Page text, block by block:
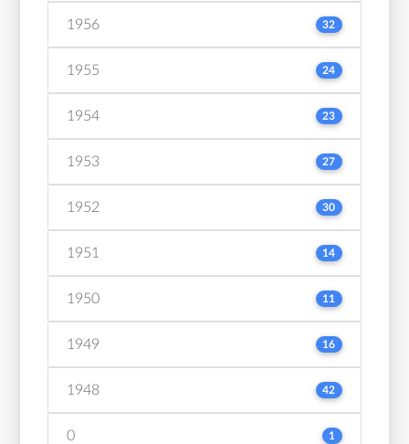
1956 32
1955 24
1954 23
1953 27
1952 30
1951 14
1950 11
1949 16
1948 42
0 1